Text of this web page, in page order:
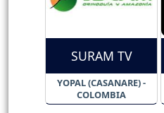
SURAM TV
YOPAL (CASANARE) -
COLOMBIA